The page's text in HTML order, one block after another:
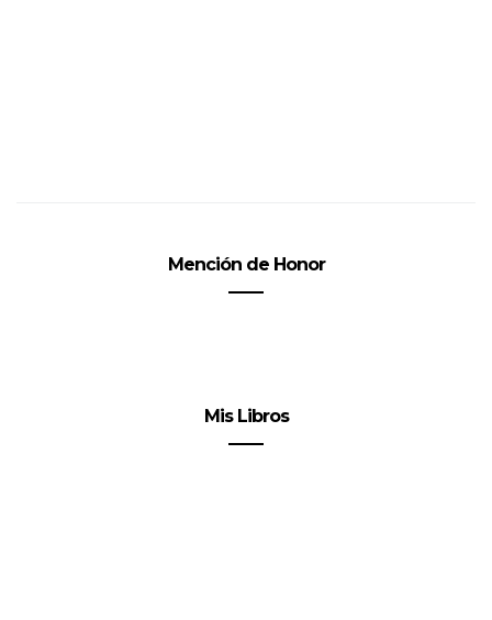
Mención de Honor
Mis Libros